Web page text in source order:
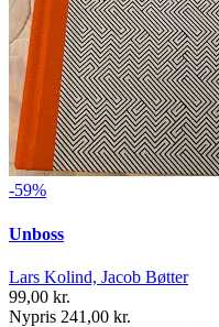
-59%
Unboss
Lars Kolind, Jacob Bøtter
99,00 kr.
Nypris 241,00 kr.